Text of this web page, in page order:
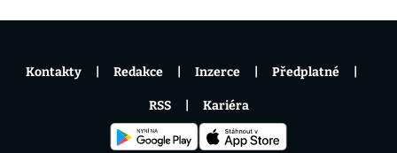
Kontakty Redakce Inzerce Předplatné
RSS Kariéra